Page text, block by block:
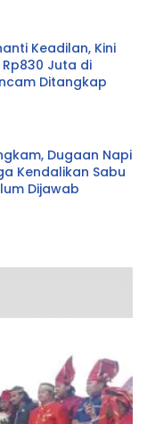
Keadilan, Kini
Juta di
Ditangkap
Dugaan Napi
Kendalikan Sabu
Dijawab